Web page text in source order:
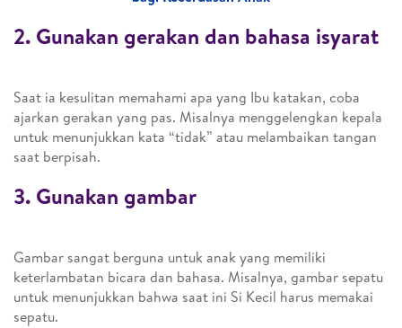
2. Gunakan gerakan dan bahasa isyarat
Saat ia kesulitan memahami apa yang Ibu katakan, coba
ajarkan gerakan yang pas. Misalnya menggelengkan kepala
untuk menunjukkan kata “tidak” atau melambaikan tangan
saat berpisah.
3. Gunakan gambar
Gambar sangat berguna untuk anak yang memiliki
keterlambatan bicara dan bahasa. Misalnya, gambar sepatu
untuk menunjukkan bahwa saat ini Si Kecil harus memakai
sepatu.